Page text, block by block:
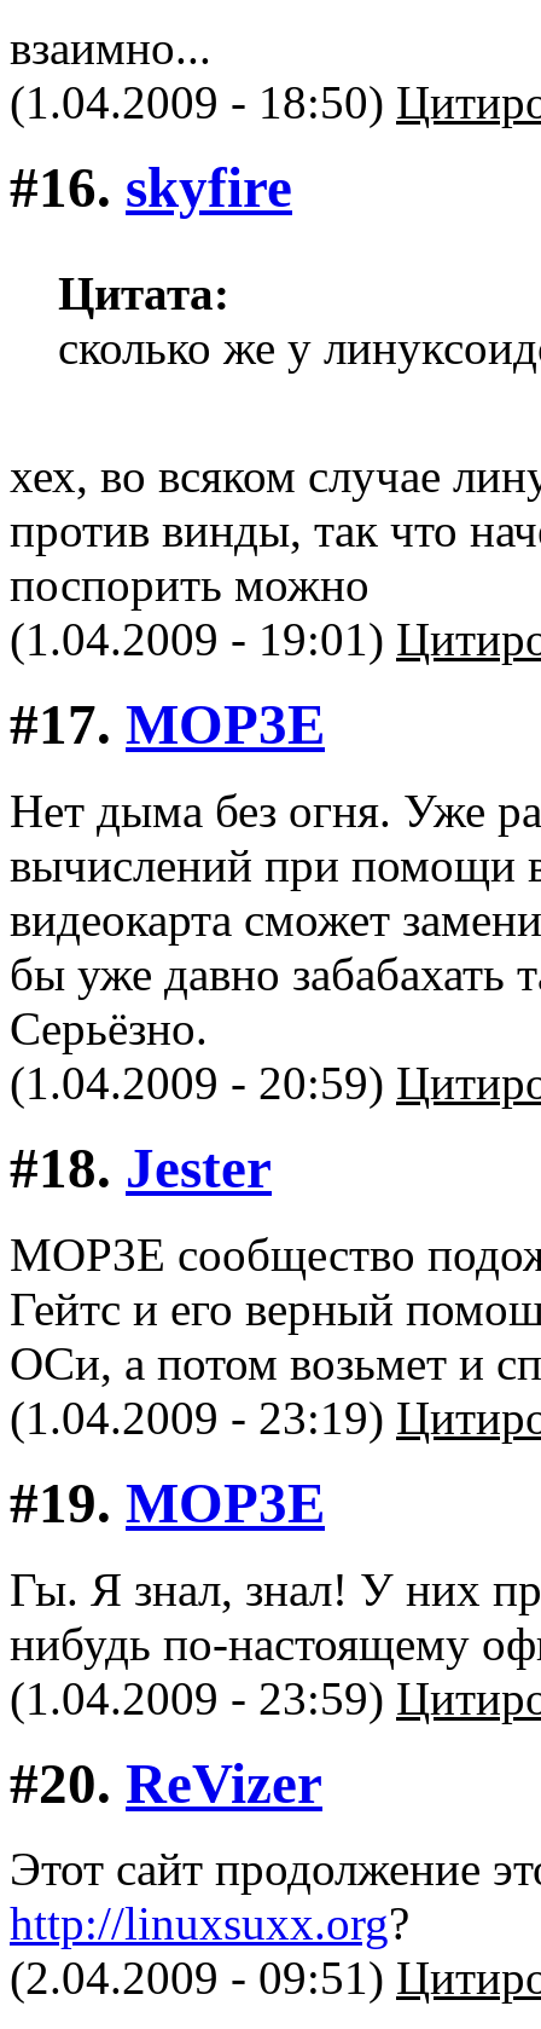
взаимно...
(1.04.2009 - 18:50)
#16. skyfire
Цитата:
сколько же у
хех, во всяком случае
против винды, так что
поспорить можно
(1.04.2009 - 19:01)
#17. MOP3E
Нет дыма без огня. Уже
вычислений при помощи
видеокарта сможет
бы уже давно забабахать
Серьёзно.
(1.04.2009 - 20:59)
#18. Jester
MOP3E сообщество
Гейтс и его верный
ОСи, а потом возьмет и
(1.04.2009 - 23:19)
#19. MOP3E
Гы. Я знал, знал! У них
нибудь по-настоящему
(1.04.2009 - 23:59)
#20. ReVizer
Этот сайт продолжение
http://linuxsuxx.org?
(2.04.2009 - 09:51)